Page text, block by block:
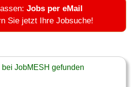
Jobs per eMail
Sie jetzt Ihre Jobsuche!
JobMESH gefunden